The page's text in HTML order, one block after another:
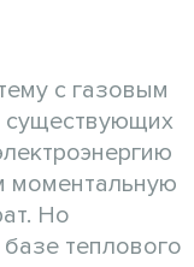
с газовым
существующих
моментальную
Но
теплового